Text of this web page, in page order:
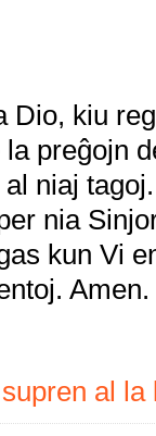
Dio, kiu
preĝojn
niaj tagoj.
nia
kun Vi
Amen.
supren al la